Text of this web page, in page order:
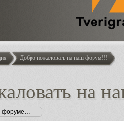
Добро пожаловать на наш форум!!!
на